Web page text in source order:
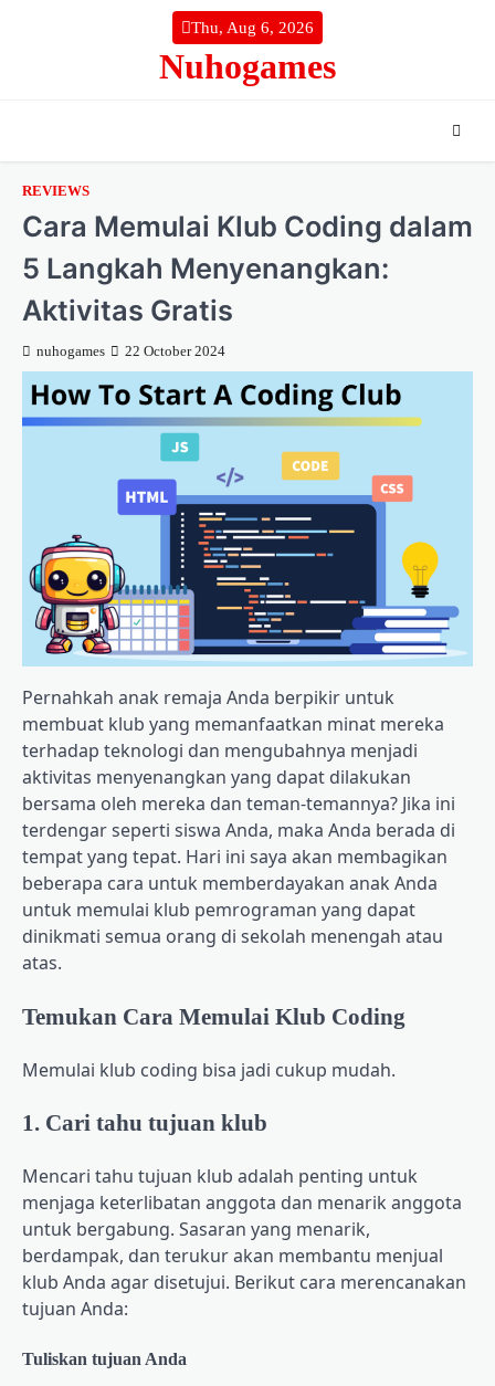
Thu, Aug 6, 2026
Nuhogames
REVIEWS
Cara Memulai Klub Coding dalam
5 Langkah Menyenangkan:
Aktivitas Gratis
nuhogames 22 October 2024
Pernahkah anak remaja Anda berpikir untuk
membuat klub yang memanfaatkan minat mereka
terhadap teknologi dan mengubahnya menjadi
aktivitas menyenangkan yang dapat dilakukan
bersama oleh mereka dan teman-temannya? Jika ini
terdengar seperti siswa Anda, maka Anda berada di
tempat yang tepat. Hari ini saya akan membagikan
beberapa cara untuk memberdayakan anak Anda
untuk memulai klub pemrograman yang dapat
dinikmati semua orang di sekolah menengah atau
atas.
Temukan Cara Memulai Klub Coding
Memulai klub coding bisa jadi cukup mudah.
1. Cari tahu tujuan klub
Mencari tahu tujuan klub adalah penting untuk
menjaga keterlibatan anggota dan menarik anggota
untuk bergabung. Sasaran yang menarik,
berdampak, dan terukur akan membantu menjual
klub Anda agar disetujui. Berikut cara merencanakan
tujuan Anda:
Tuliskan tujuan Anda